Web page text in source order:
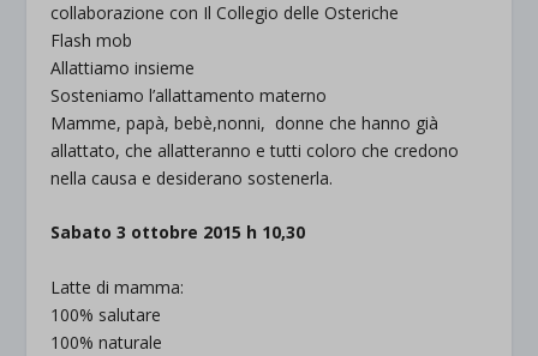
collaborazione con Il Collegio delle Osteriche
Flash mob
Allattiamo insieme
Sosteniamo l’allattamento materno
Mamme, papà, bebè,nonni, donne che hanno già
allattato, che allatteranno e tutti coloro che credono
nella causa e desiderano sostenerla.
Sabato 3 ottobre 2015 h 10,30
Latte di mamma:
100% salutare
100% naturale